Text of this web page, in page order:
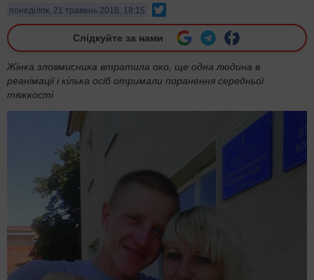
понеділок, 21 травень 2018, 18:15
Слідкуйте за нами
Жінка зловмисника втратила око, ще одна людина в
реанімації і кілька осіб отримали поранення середньої
тяжкості